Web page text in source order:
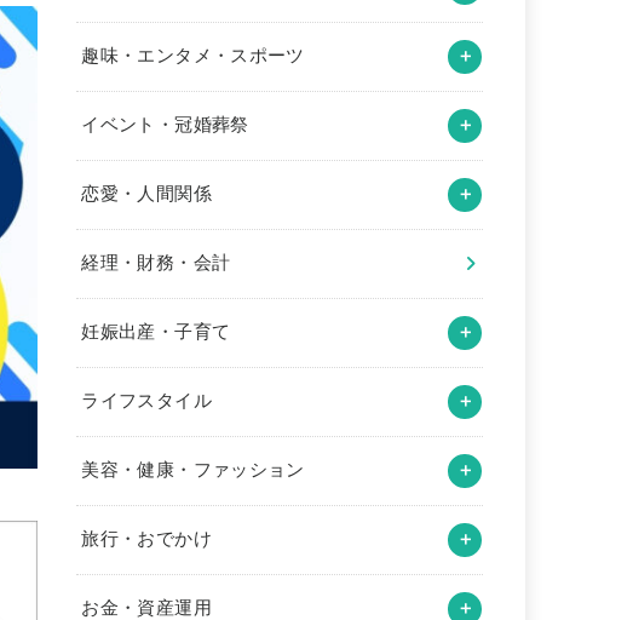
趣味・エンタメ・スポーツ
イベント・冠婚葬祭
恋愛・人間関係
経理・財務・会計
妊娠出産・子育て
ライフスタイル
美容・健康・ファッション
旅行・おでかけ
お金・資産運用